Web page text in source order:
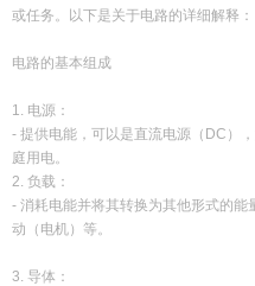
或任务。以下是关于电路的详细解释：
电路的基本组成
1. 电源：
- 提供电能，可以是直流电源（DC）
庭用电。
2. 负载：
- 消耗电能并将其转换为其他形式的
动（电机）等。
3. 导体：